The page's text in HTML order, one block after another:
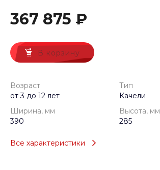
367 875 ₽
В корзину
Возраст
от 3 до 12 лет
Тип
Качели
Ширина, мм
390
Высота, мм
285
Все характеристики